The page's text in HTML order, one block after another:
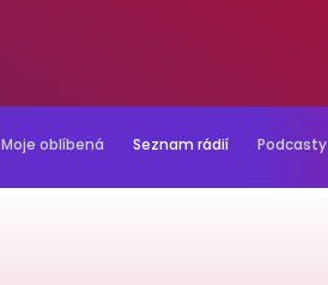
Moje oblíbená Seznam rádií Podcasty